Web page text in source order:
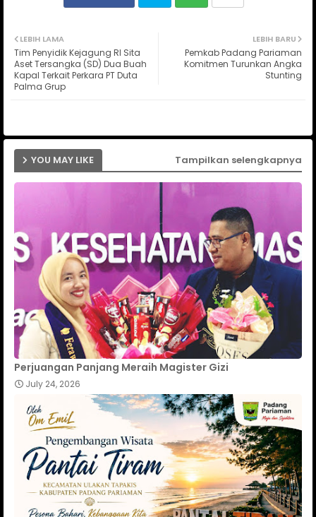
ats
LEBIH BARU
Pemkab Padang Pariaman
Komitmen Turunkan Angka
Stunting
LEBIH LAMA
Tim Penyidik Kejagung RI Sita
Aset Tersangka (SD) Dua Buah
Kapal Terkait Perkara PT Duta
Palma Grup
YOU MAY LIKE Tampilkan selengkapnya
Perjuangan Panjang Meraih Magister Gizi
July 24, 2026